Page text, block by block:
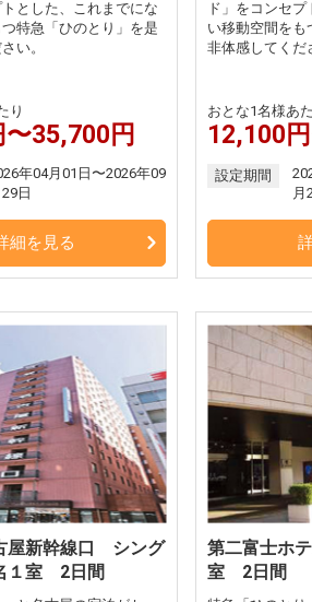
とした、これまでにな
特急「ひのとり」を是
い。
り
35,700円
年04月01日〜2026年09
29日
細を見る
ド」をコンセ
い移動空間をも
非体感してくだ
おとな1名様あ
12,100
設定期間
月
屋新幹線口 シング
１室 2日間
第二富士ホ
室 2日間